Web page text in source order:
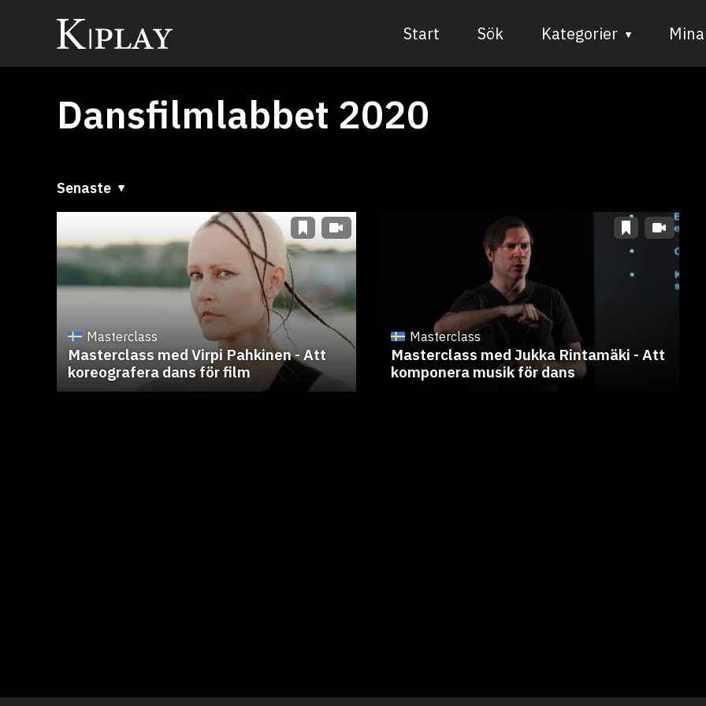
Start Sök Kategorier
Dansfilmlabbet 2020
Senaste
Senaste
A till Ö
Ö till A
Masterclass
Masterclass med Virpi Pahkinen - Att
koreografera dans för film
Masterclass
Masterclass med Jukka Rintamäki - Att
komponera musik för dans